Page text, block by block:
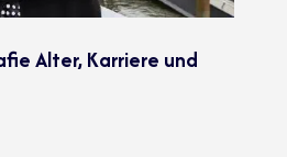
Alter, Karriere und